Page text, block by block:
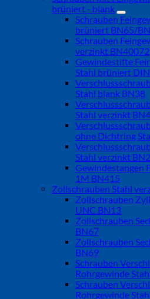
brüniert - blank
Schrauben
brüniert BN65/
Schrauben
verzinkt BN40072
Gewindestifte
Stahl brüniert
Stahl blank BN38
Stahl verzinkt
ohne Dichtring
Stahl verzinkt
Gewindestangen
1M BN415
Zollschrauben Stahl
Zollschrauben
UNC BN13
Zollschrauben
BN67
Zollschrauben
BN69
Schrauben
Rohrgewinde
Schrauben
Rohrgewinde